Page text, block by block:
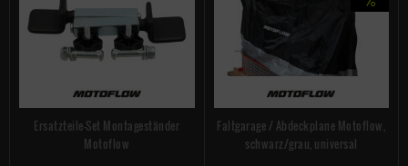
Ersatzteile-Set Montageständer
Motoflow
Faltgarage / Abdeckplane Motoflow,
schwarz/grau, universal